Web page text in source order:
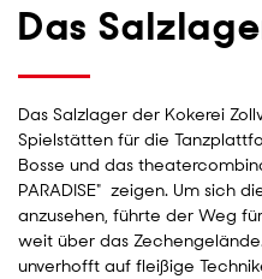
Das
Das Salzlager der Kokerei
Spielstätten für die
Bosse und das
PARADISE" zeigen. Um sich
anzusehen, führte der Weg
weit über das
unverhofft auf fleißige